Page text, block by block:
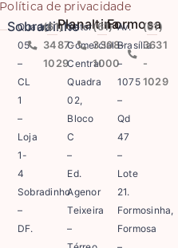
Política de privacidade
Sobradinho
Quadra
05
–
CL
1
–
Loja
1-
4
Sobradinho
–
DF.
(61)
3487-
1029
Planaltina
Setor
Comercial
Central
Quadra
02,
Bloco
C
–
Ed.
Agenor
Teixeira
–
(61)
3308-
1000
Formosa
Av.
Brasília
–
1075
–
Qd
47
–
Lote
21.
Formosinha,
Formosa
(61)
3631
-
1029